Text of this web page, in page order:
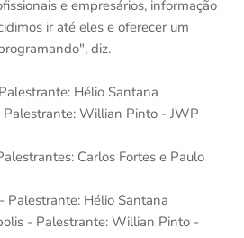
e empresários, informação
ir até eles e oferecer um
diz.
Hélio Santana
Palestrante: Willian Pinto - JWP
Carlos Fortes e Paulo
Palestrante: Hélio Santana
- Palestrante: Willian Pinto -